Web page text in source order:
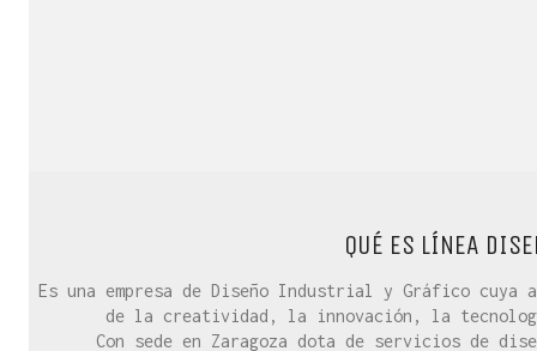
QUÉ ES LÍNEA
Es una empresa de Diseño Industrial y Gráfico
de la creatividad, la innovación, la
Con sede en Zaragoza dota de servicios de